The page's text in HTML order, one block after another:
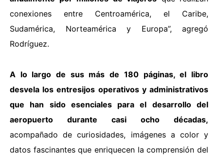
conexiones entre Centroamérica, el Caribe,
Sudamérica, Norteamérica y Europa”, agregó
Rodríguez.
A lo largo de sus más de 180 páginas, el libro
desvela los entresijos operativos y administrativos
que han sido esenciales para el desarrollo del
aeropuerto durante casi ocho décadas,
acompañado de curiosidades, imágenes a color y
datos fascinantes que enriquecen la comprensión del